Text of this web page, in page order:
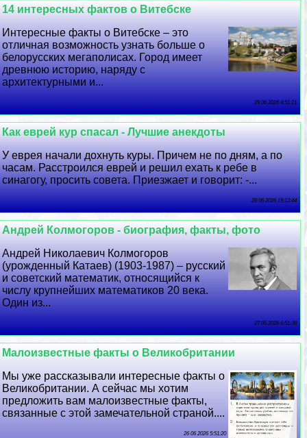
14 интересных фактов о Витебске
Интересные факты о Витебске – это
отличная возможность узнать больше о
белорусских мегаполисах. Город имеет
древнюю историю, наряду с
архитектурными и...
29 06 2026 4:51:21
Как еврей кур спасал - Лучшие анекдоты
У еврея начали дохнуть куры. Причем не по дням, а по
часам. Расстроился еврей и решил ехать к ребе в
синагогу, просить совета. Приезжает и говорит: -...
28 06 2026 19:12:44
Андрей Колмогоров - биография, факты, фото
Андрей Николаевич Колмогоров
(урожденный Катаев) (1903-1987) – русский
и советский математик, относящийся к
числу крупнейших математиков 20 века.
Один из...
27 06 2026 6:51:38
Малоизвестные факты о Великобритании
Мы уже рассказывали интересные факты о
Великобритании. А сейчас мы хотим
предложить вам малоизвестные факты,
связанные с этой замечательной страной....
26 06 2026 5:51:20